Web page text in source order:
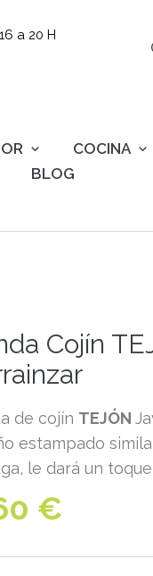
a 20 H
COCINA
BLOG
Cojín
de cojín TEJÓN
estampado
le dará un
€